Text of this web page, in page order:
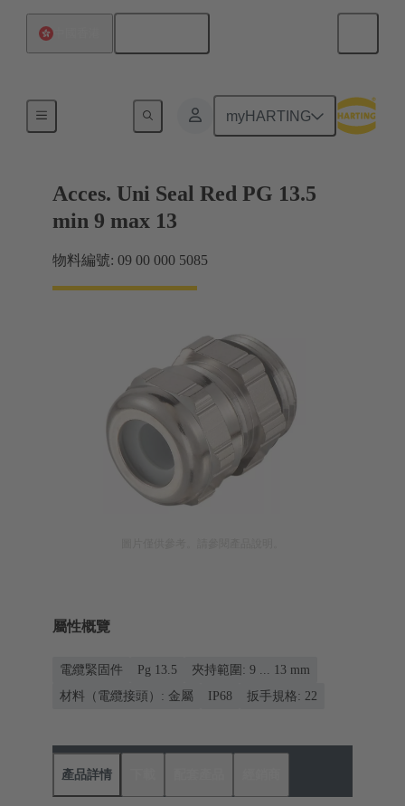
myHARTING
Acces. Uni Seal Red PG 13.5
min 9 max 13
物料編號: 09 00 000 5085
屬性概覽
電纜緊固件 Pg 13.5
夾持範圍: 9 ... 13 mm
材料（電纜接頭）: 金屬
IP68 扳手規格: 22
產品詳情